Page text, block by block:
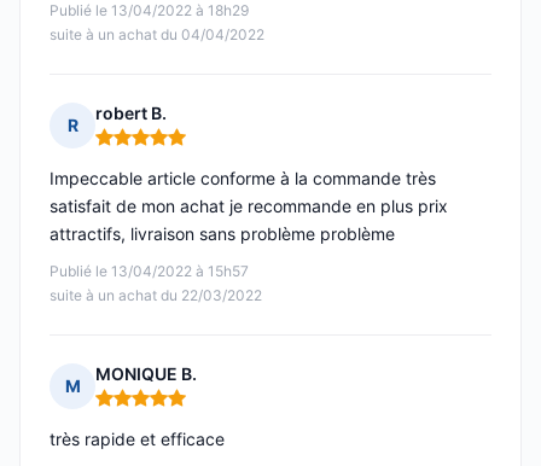
Publié le 13/04/2022 à 18h29
suite à un achat du 04/04/2022
R
robert B.
Note : 5 sur 5
Publié le 13/04/2022 à 15h57
suite à un achat du 22/03/2022
Impeccable article conforme à la commande très
satisfait de mon achat je recommande en plus prix
attractifs, livraison sans problème problème
M
MONIQUE B.
Note : 5 sur 5
très rapide et efficace